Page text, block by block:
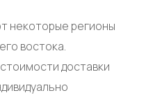
некоторые регионы
востока.
доставки